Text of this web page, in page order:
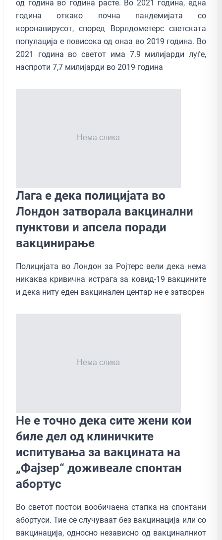
од година во година расте. Во 2021 година, една
година откако почна пандемијата со
коронавирусот, според Ворлдометерс светската
популација е повисока од онаа во 2019 година. Во
2021 година во светот има 7.9 милијарди луѓе,
наспроти 7,7 милијарди во 2019 година
Лага е дека полицијата во
Лондон затворала вакцинални
пунктови и апсела поради
вакцинирање
Полицијата во Лондон за Ројтерс вели дека нема
никаква кривична истрага за ковид-19 вакцините
и дека ниту еден вакцинален центар не е затворен
Не е точно дека сите жени кои
биле дел од клиничките
испитувања за вакцината на
„Фајзер“ доживеале спонтан
абортус
Во светот постои вообичаена стапка на спонтани
абортуси. Тие се случуваат без вакцинација или со
вакцинација, односно независно од вакциналниот